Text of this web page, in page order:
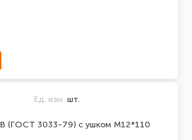
(ГОСТ 3033-79) с ушком М12*110
Ед. изм. шт.